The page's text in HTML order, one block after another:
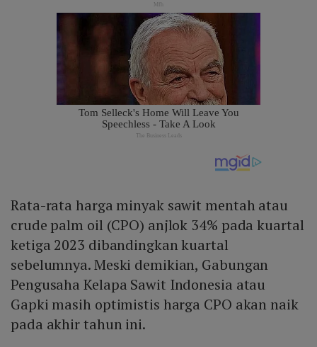
Rata-rata harga minyak sawit mentah atau
crude palm oil (CPO) anjlok 34% pada kuartal
ketiga 2023 dibandingkan kuartal
sebelumnya. Meski demikian, Gabungan
Pengusaha Kelapa Sawit Indonesia atau
Gapki masih optimistis harga CPO akan naik
pada akhir tahun ini.